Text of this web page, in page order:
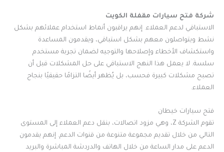
شركة فتح سيارات مقفلة الكويت
الاستباقي لدعم العملاء. إنهم يراقبون أنماط استخدام عملائهم بشكل
نشط ويتواصلون معهم بشكل استباقي، ويقدمون المساعدة
واستكشاف الأخطاء وإصلاحها والتوجيه لضمان تجربة مستخدم
سلسة. لا يعمل هذا النهج الاستباقي على حل المشكلات قبل أن
تصبح مشكلات كبيرة فحسب، بل يُظهر أيضًا التزامًا حقيقيًا بنجاح
العملاء.
فتح سيارات خيطان
تقوم الشركة Z، وهي مزود اتصالات، بنقل دعم العملاء إلى المستوى
التالي من خلال تقديم مجموعة متنوعة من قنوات الدعم. إنهم يقدمون
الدعم على مدار الساعة من خلال الهاتف والدردشة المباشرة والبريد